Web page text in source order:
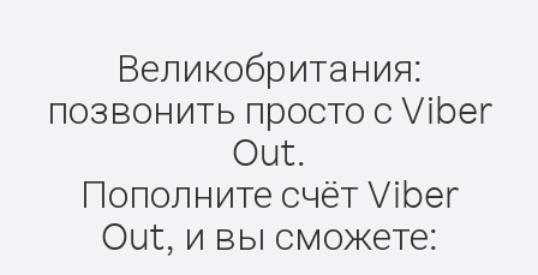
Великобритания:
позвонить просто с Viber
Out.
Пополните счёт Viber
Out, и вы сможете: